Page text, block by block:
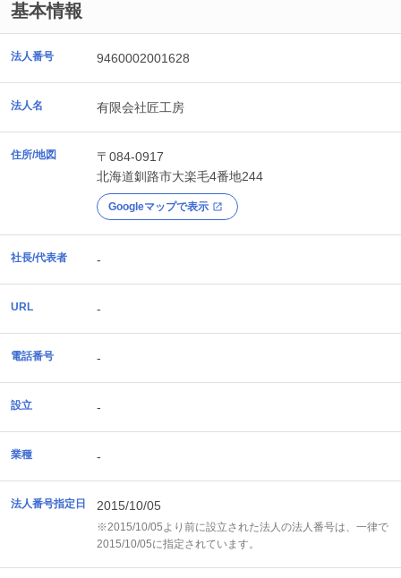
基本情報
法人番号 9460002001628
法人名 有限会社匠工房
住所/地図
〒084-0917
北海道釧路市大楽毛4番地244
Googleマップで表示
社長/代表者 -
URL -
電話番号 -
設立 -
業種 -
法人番号指定日 2015/10/05
※2015/10/05より前に設立された法人の法人番号は、一律で
2015/10/05に指定されています。